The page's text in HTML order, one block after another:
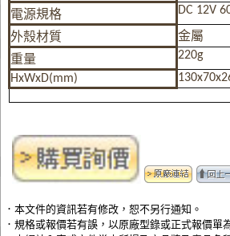
電源規格
DC 12V
外殼材質
金屬
重量
220g
HxWxD(mm)
．本文件的資訊若有修改，恕不另行通知。
．規格或報價若有誤，以原廠型錄或正式報價單